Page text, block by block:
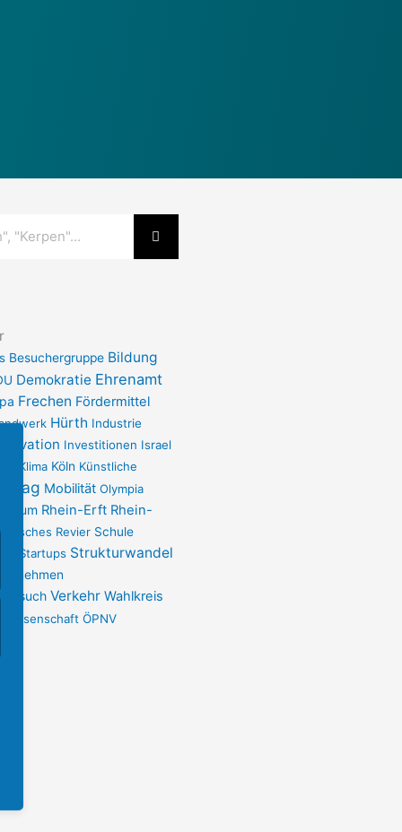
Besuchergruppe Bildung
Demokratie Ehrenamt
Frechen Fördermittel
Hürth Industrie
Innovation Investitionen Israel
Klima Köln Künstliche
Mobilität Olympia
Plenum Rhein-Erft Rhein-
Revier Schule
Startups Strukturwandel
Verkehr Wahlkreis
Wissenschaft ÖPNV